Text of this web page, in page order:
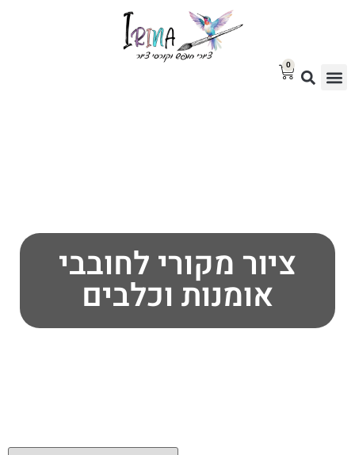
0
ציור מקורי לחובבי
אומנות וכלבים